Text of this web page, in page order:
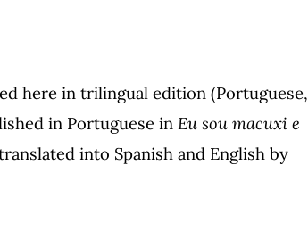
here in trilingual edition (Portuguese,
in Portuguese in Eu sou macuxi e
into Spanish and English by